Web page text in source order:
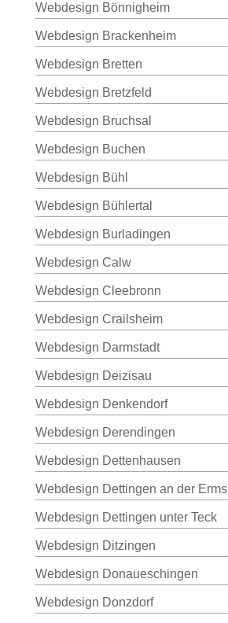
Webdesign Bönnigheim
Webdesign Brackenheim
Webdesign Bretten
Webdesign Bretzfeld
Webdesign Bruchsal
Webdesign Buchen
Webdesign Bühl
Webdesign Bühlertal
Webdesign Burladingen
Webdesign Calw
Webdesign Cleebronn
Webdesign Crailsheim
Webdesign Darmstadt
Webdesign Deizisau
Webdesign Denkendorf
Webdesign Derendingen
Webdesign Dettenhausen
Webdesign Dettingen an der Erms
Webdesign Dettingen unter Teck
Webdesign Ditzingen
Webdesign Donaueschingen
Webdesign Donzdorf